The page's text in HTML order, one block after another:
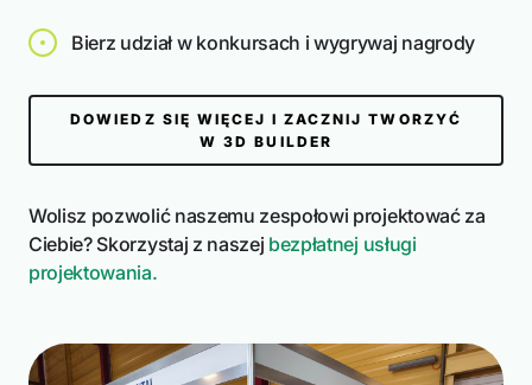
18 Projekty
Przekształć przestrzeń publiczną za
Bierz udział w konkursach i wygrywaj nagrody
DOWIEDZ SIĘ WIĘCEJ I ZACZNIJ TWORZYĆ
W 3D BUILDER
Wolisz pozwolić naszemu zespołowi projektować za
Ciebie? Skorzystaj z naszej bezpłatnej usługi
projektowania.